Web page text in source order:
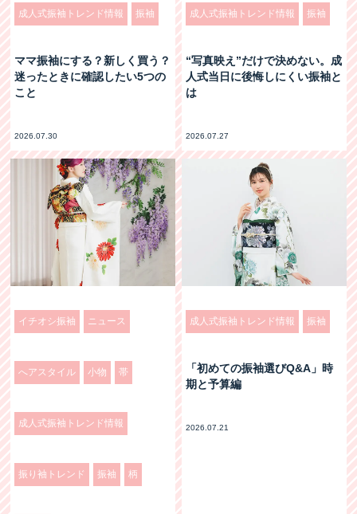
成人式振袖トレンド情報 振袖
ママ振袖にする？新しく買う？
迷ったときに確認したい5つの
こと
2026.07.30
成人式振袖トレンド情報 振袖
“写真映え”だけで決めない。成
人式当日に後悔しにくい振袖と
は
2026.07.27
イチオシ振袖 ニュース
へアスタイル 小物 帯
成人式振袖トレンド情報
振り袖トレンド 振袖 柄
成人式振袖トレンド情報 振袖
「初めての振袖選びQ&A」時
期と予算編
2026.07.21